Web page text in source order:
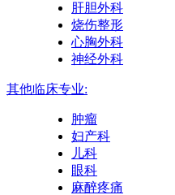
肝胆外科
烧伤整形
心胸外科
神经外科
其他临床专业:
肿瘤
妇产科
儿科
眼科
麻醉疼痛